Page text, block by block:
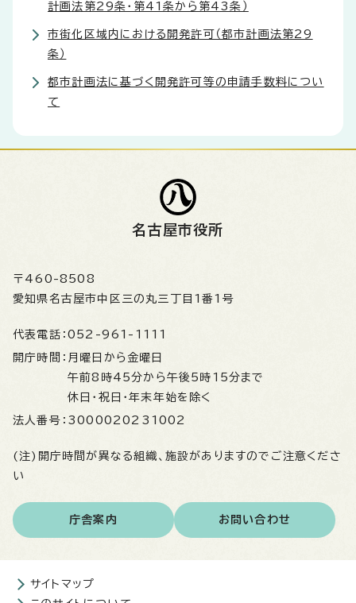
計画法第29条・第41条から第43条）
市街化区域内における開発許可（都市計画法第29
条）
都市計画法に基づく開発許可等の申請手数料につい
て
名古屋市役所
〒460-8508
愛知県名古屋市中区三の丸三丁目1番1号
代表電話： 052-961-1111
開庁時間： 月曜日から金曜日
午前8時45分から午後5時15分まで
休日・祝日・年末年始を除く
法人番号： 3000020231002
(注)開庁時間が異なる組織、施設がありますのでご注意くださ
い
庁舎案内 お問い合わせ
サイトマップ